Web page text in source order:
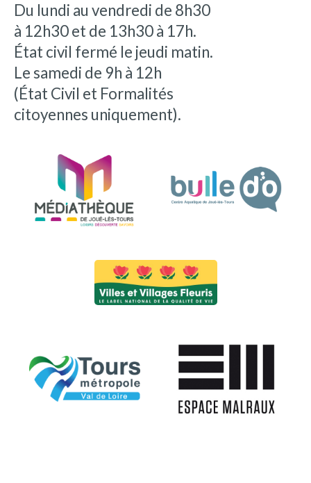
Du lundi au vendredi de 8h30
à 12h30 et de 13h30 à 17h.
État civil fermé le jeudi matin.
Le samedi de 9h à 12h
(État Civil et Formalités
citoyennes uniquement).